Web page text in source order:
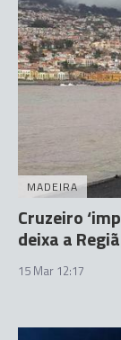
MADEIRA
Cruzeiro
deixa a
15 Mar 12:17